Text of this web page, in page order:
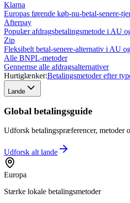
Klarna
Europas førende køb-nu-betal-senere-
Afterpay
Populær afdragsbetalingsmetode i AU
Zip
Fleksibelt betal-senere-alternativ i AU
Alle BNPL-metoder
Gennemse alle afdragsalternativer
Hurtiglænker:Betalingsmetoder efter
Lande
Global betalingsguide
Udforsk betalingspræferencer, metoder
Udforsk alt lande
Europa
Stærke lokale betalingsmetoder